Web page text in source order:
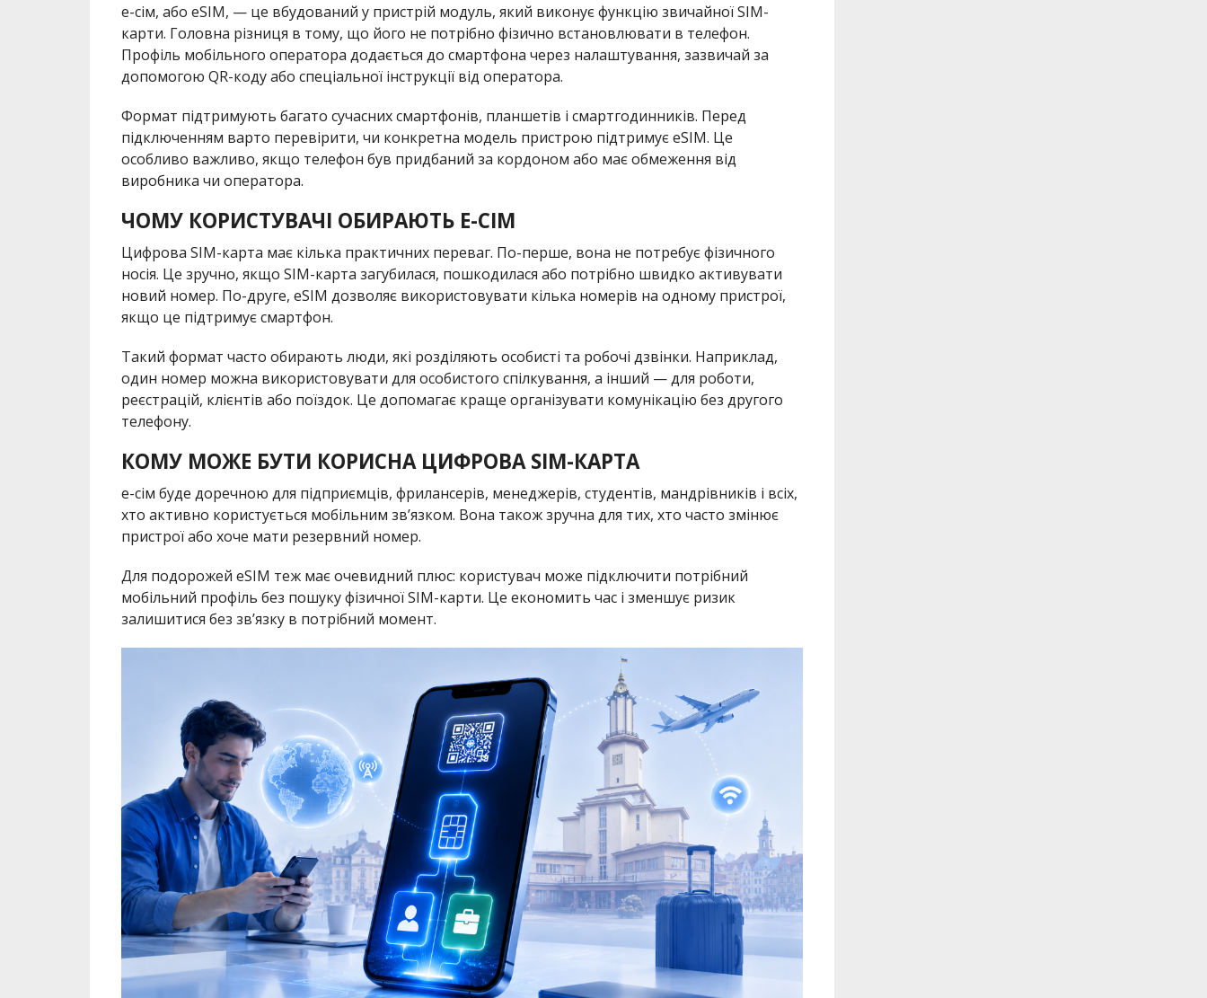
e-сім, або eSIM, — це вбудований у пристрій модуль, який виконує функцію звичайної SIM-
карти. Головна різниця в тому, що його не потрібно фізично встановлювати в телефон.
Профіль мобільного оператора додається до смартфона через налаштування, зазвичай за
допомогою QR-коду або спеціальної інструкції від оператора.
Формат підтримують багато сучасних смартфонів, планшетів і смартгодинників. Перед
підключенням варто перевірити, чи конкретна модель пристрою підтримує eSIM. Це
особливо важливо, якщо телефон був придбаний за кордоном або має обмеження від
виробника чи оператора.
ЧОМУ КОРИСТУВАЧІ ОБИРАЮТЬ E-СІМ
Цифрова SIM-карта має кілька практичних переваг. По-перше, вона не потребує фізичного
носія. Це зручно, якщо SIM-карта загубилася, пошкодилася або потрібно швидко активувати
новий номер. По-друге, eSIM дозволяє використовувати кілька номерів на одному пристрої,
якщо це підтримує смартфон.
Такий формат часто обирають люди, які розділяють особисті та робочі дзвінки. Наприклад,
один номер можна використовувати для особистого спілкування, а інший — для роботи,
реєстрацій, клієнтів або поїздок. Це допомагає краще організувати комунікацію без другого
телефону.
КОМУ МОЖЕ БУТИ КОРИСНА ЦИФРОВА SIM-КАРТА
e-сім буде доречною для підприємців, фрилансерів, менеджерів, студентів, мандрівників і всіх,
хто активно користується мобільним зв’язком. Вона також зручна для тих, хто часто змінює
пристрої або хоче мати резервний номер.
Для подорожей eSIM теж має очевидний плюс: користувач може підключити потрібний
мобільний профіль без пошуку фізичної SIM-карти. Це економить час і зменшує ризик
залишитися без зв’язку в потрібний момент.